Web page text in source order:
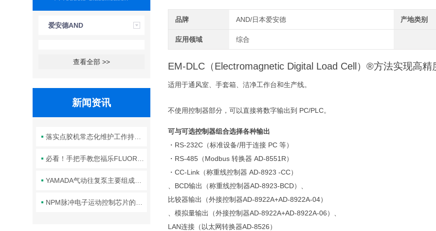
爱安德AND
查看全部 >>
新闻资讯
品牌 AND/日本爱安德 产地类别
应用领域 综合
EM-DLC（Electromagnetic Digital Load Cell）®方法实现高精
适用于通风室、手套箱、洁净工作台和生产线。
不使用控制器部分，可以直接将数字输出到 PC/PLC。
可与可选控制器组合选择各种输出
・RS-232C（标准设备/用于连接 PC 等）
・RS-485（Modbus 转换器 AD-8551R）
・CC-Link（称重线控制器 AD-8923 -CC）
、BCD输出（称重线控制器AD-8923-BCD）、
比较器输出（外接控制器AD-8922A+AD-8922A-04）
、模拟量输出（外接控制器AD-8922A+AD-8922A-06）、
LAN连接（以太网转换器AD-8526）